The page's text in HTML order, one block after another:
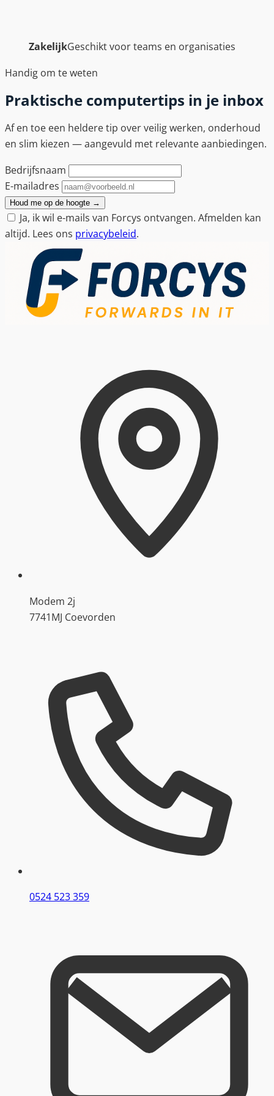
ZakelijkGeschikt voor teams en organisaties
Handig om te weten
Praktische computertips in je inbox
Af en toe een heldere tip over veilig werken, onderhoud
en slim kiezen — aangevuld met relevante aanbiedingen.
Bedrijfsnaam
E-mailadres
Houd me op de hoogte →
Ja, ik wil e-mails van Forcys ontvangen. Afmelden kan
altijd. Lees ons privacybeleid.
Modem 2j
7741MJ Coevorden
0524 523 359